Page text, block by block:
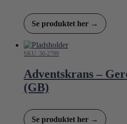
Se produktet her →
SKU: 30-2799
Adventskrans –
(GB)
Se produktet her →